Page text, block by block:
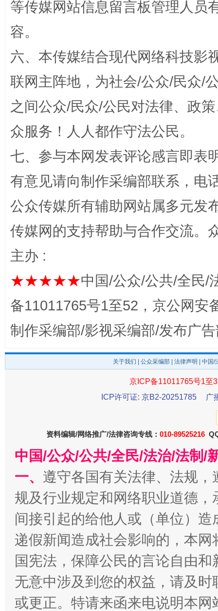
“蜀中异人”王建安的艺术幻境
完善运行机制助力责任有效落实 一纸欠
千年窑火 生生不息
揭开“小金库”的免责幌子
等传媒网站信息留言板管理人员
容。
六、本传媒结合现代网络科技影
联网主阵地，为社会/公众/民众/
之间公众/民众/公民对法律、政
众服务！人人都作守法公民。
七、参与本网发表评论感言即表
有意见请向制作采编部联系，电
公众传媒所有辅助网站属多元发
传媒网的支持帮助与合作交流。
主办 :
★★★★★中国/公众/公共/全民/
备11011765号1至52，京公网安
制作采编部/影视采编部/发布广
关于我们 公众采编部 法律声明 | 中国
京ICP备11011765号1至
ICP许可证: 京B2-20251785
广
资料编辑/网络推广/法律咨询专线： 010-89525216
中国/公众/公共/全民/法治/法制/
一、 遵守各国有关法律、法规
规及行业规定和网络职业道德
间接引起的给他人或（单位）
递假新闻造成社会影响的，本
国宪法，保障公民的言论自由
无意中涉及到您的权益，请及
或更正。特请来函来电说明本